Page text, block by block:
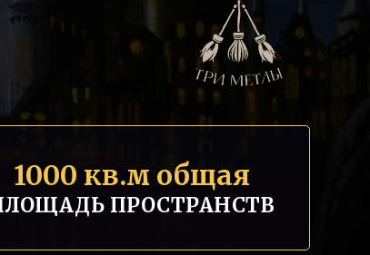
1000 кв.м общая
ПРОСТРАНСТВ